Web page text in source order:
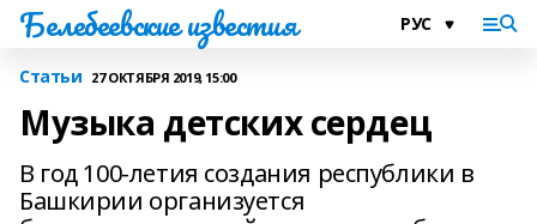
Белебеевские известия
Статьи 27 ОКТЯБРЯ 2019, 15:00
Музыка детских сердец
В год 100-летия создания республики в
Башкирии организуется